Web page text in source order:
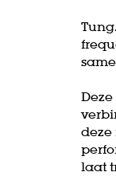
deze
laat